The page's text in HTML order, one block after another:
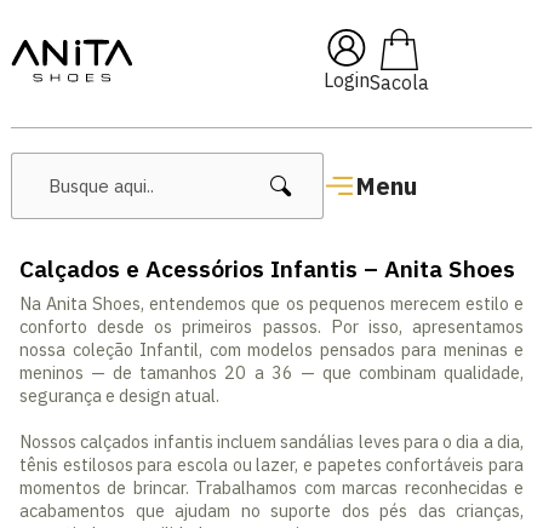
Login
Menu
🔥 Lançamentos Femininos
Calçados e Acessórios Infantis – Anita Shoes
Na Anita Shoes, entendemos que os pequenos merecem estilo e
conforto desde os primeiros passos. Por isso, apresentamos
nossa coleção Infantil, com modelos pensados para meninas e
meninos — de tamanhos 20 a 36 — que combinam qualidade,
segurança e design atual.
Nossos calçados infantis incluem sandálias leves para o dia a dia,
tênis estilosos para escola ou lazer, e papetes confortáveis para
momentos de brincar. Trabalhamos com marcas reconhecidas e
acabamentos que ajudam no suporte dos pés das crianças,